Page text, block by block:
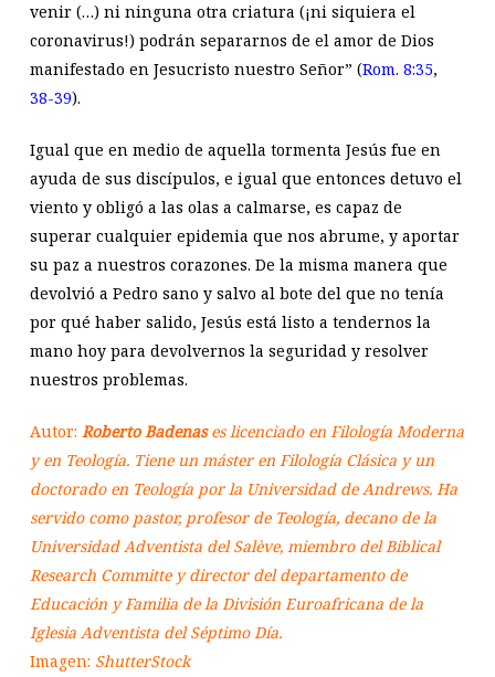
venir (…) ni ninguna otra criatura (¡ni siquiera el
coronavirus!) podrán separarnos de el amor de Dios
manifestado en Jesucristo nuestro Señor” (Rom. 8:35,
38-39).
Igual que en medio de aquella tormenta Jesús fue en
ayuda de sus discípulos, e igual que entonces detuvo el
viento y obligó a las olas a calmarse, es capaz de
superar cualquier epidemia que nos abrume, y aportar
su paz a nuestros corazones. De la misma manera que
devolvió a Pedro sano y salvo al bote del que no tenía
por qué haber salido, Jesús está listo a tendernos la
mano hoy para devolvernos la seguridad y resolver
nuestros problemas.
Autor: Roberto Badenases licenciado en Filología Moderna
y en Teología. Tiene un máster en Filología Clásica y un
doctorado en Teología por la Universidad de Andrews. Ha
servido como pastor, profesor de Teología, decano de la
Universidad Adventista del Salève, miembro del Biblical
Research Committe y director del departamento de
Educación y Familia de la División Euroafricana de la
Iglesia Adventista del Séptimo Día.
Imagen: ShutterStock